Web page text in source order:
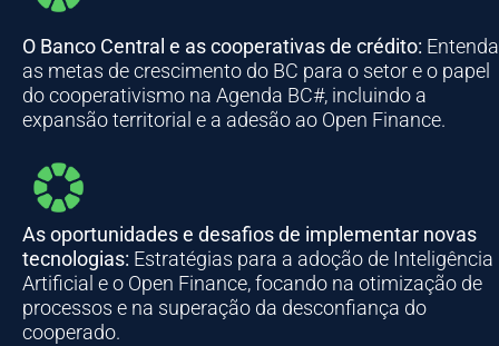
O Banco Central e as cooperativas de crédito: Entenda
as metas de crescimento do BC para o setor e o papel
do cooperativismo na Agenda BC#, incluindo a
expansão territorial e a adesão ao Open Finance.
As oportunidades e desafios de implementar novas
tecnologias: Estratégias para a adoção de Inteligência
Artificial e o Open Finance, focando na otimização de
processos e na superação da desconfiança do
cooperado.